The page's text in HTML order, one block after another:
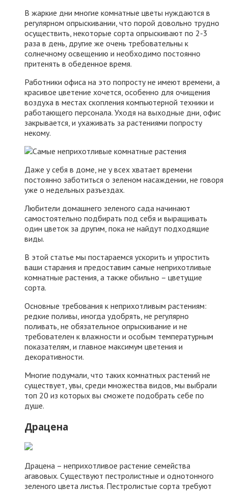
В жаркие дни многие комнатные цветы нуждаются в
регулярном опрыскивании, что порой довольно трудно
осуществить, некоторые сорта опрыскивают по 2-3
раза в день, другие же очень требовательны к
солнечному освещению и необходимо постоянно
притенять в обеденное время.
Работники офиса на это попросту не имеют времени, а
красивое цветение хочется, особенно для очищения
воздуха в местах скопления компьютерной техники и
работающего персонала. Уходя на выходные дни, офис
закрывается, и ухаживать за растениями попросту
некому.
Даже у себя в доме, не у всех хватает времени
постоянно заботиться о зеленом насаждении, не говоря
уже о недельных разъездах.
Любители домашнего зеленого сада начинают
самостоятельно подбирать под себя и выращивать
один цветок за другим, пока не найдут подходящие
виды.
В этой статье мы постараемся ускорить и упростить
ваши старания и предоставим самые неприхотливые
комнатные растения, а также обильно – цветущие
сорта.
Основные требования к неприхотливым растениям:
редкие поливы, иногда удобрять, не регулярно
поливать, не обязательное опрыскивание и не
требователен к влажности и особым температурным
показателям, и главное максимум цветения и
декоративности.
Многие подумали, что таких комнатных растений не
существует, увы, среди множества видов, мы выбрали
топ 20 из которых вы сможете подобрать себе по
душе.
Драцена
Драцена – неприхотливое растение семейства
агавовых. Существуют пестролистные и однотонного
зеленого цвета листья. Пестролистые сорта требуют